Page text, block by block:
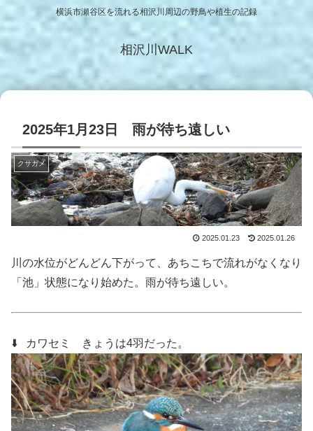
横浜市瀬谷区を流れる相沢川周辺の野鳥や植生の記録
相沢川WALK
2025年1月23日 雨が待ち遠しい
クサガメ
2025.01.23 2025.01.26
川の水位がどんどん下がって、あちこちで流れがなくなり
「池」状態になり始めた。雨が待ち遠しい。
⬇️ カワセミ きょうは4羽だった。